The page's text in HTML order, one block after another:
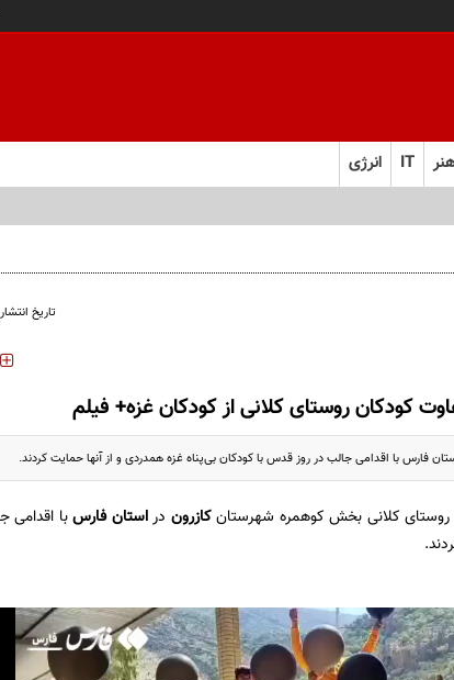
IT انرژی
تاریخ
کودکان روستای کلانی از کودکان غزه+ فیلم
فارس با اقدامی جالب در روز قدس با کودکان بی‌پناه غزه همدردی و از آنها حمایت کردند.
روستای کلانی بخش کوهمره شهرستانکازرون دراستان فارسبا اقدامی